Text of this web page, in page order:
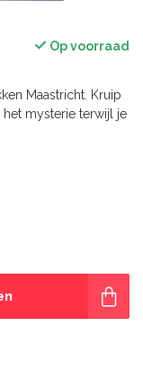
Op voorraad
Maastricht. Kruip
mysterie terwijl je